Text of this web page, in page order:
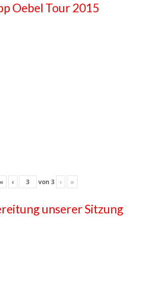
Oebel Tour 2015
« ‹ von 3 › »
unserer Sitzung